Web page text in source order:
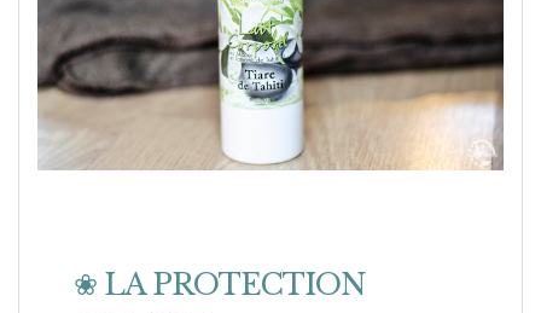
❀ LA PROTECTION